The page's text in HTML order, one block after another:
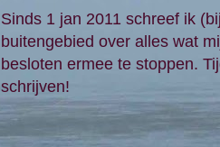
Sinds 1 jan 2011 schreef ik
buitengebied over alles wat
besloten ermee te stoppen.
schrijven!